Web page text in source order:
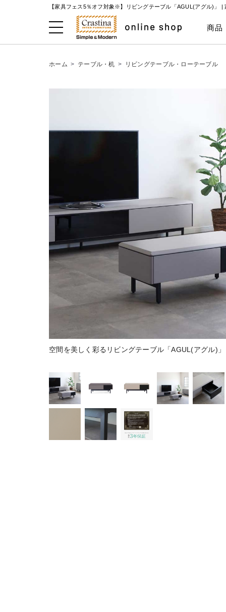
【家具フェス5％オフ対象※】リビングテーブル「AGUL(アグル)」
商品
ホーム > テーブル・机 > リビングテーブル・ローテーブル
空間を美しく彩るリビングテーブル「AGUL(アグル)」